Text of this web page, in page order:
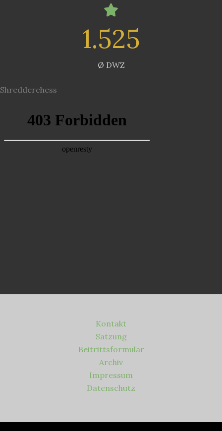
1.525
Ø DWZ
Shredderchess
Kontakt
Satzung
Beitrittsformular
Archiv
Impressum
Datenschutz